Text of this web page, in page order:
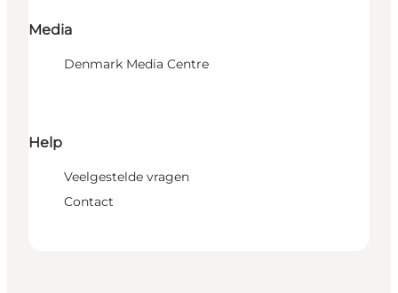
Media
Denmark Media Centre
Help
Veelgestelde vragen
Contact